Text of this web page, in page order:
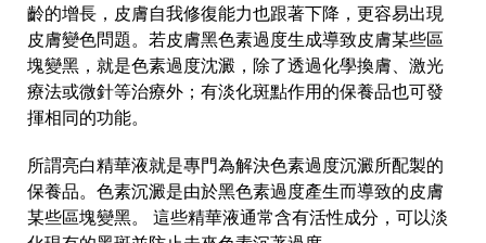
齡的增長，皮膚自我修復能力也跟著下降，更容易出現
皮膚變色問題。若皮膚黑色素過度生成導致皮膚某些區
塊變黑，就是色素過度沈澱，除了透過化學換膚、激光
療法或微針等治療外；有淡化斑點作用的保養品也可發
揮相同的功能。
所謂亮白精華液就是專門為解決色素過度沉澱所配製的
保養品。色素沉澱是由於黑色素過度產生而導致的皮膚
某些區塊變黑。 這些精華液通常含有活性成分，可以淡